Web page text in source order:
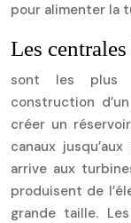
pour alimenter la
Les
sont les plus
construction
créer un
canaux
arrive aux
produisent de
grande taille.